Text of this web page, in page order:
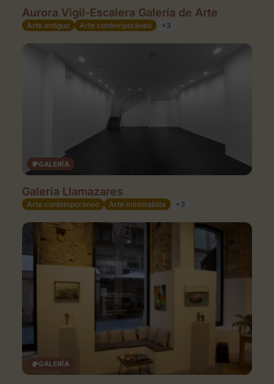
Aurora Vigil-Escalera Galería de Arte
Arte antiguo Arte contemporáneo +3
GALERÍA
Galería Llamazares
Arte contemporáneo Arte minimalista +3
GALERÍA